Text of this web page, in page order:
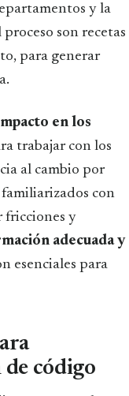
y la
son recetas
para generar
en los
trabajar con los
al cambio por
con
fricciones y
adecuada y
esenciales para
código